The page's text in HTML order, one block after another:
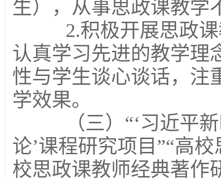
生），从事思政课教学
2.积极开展思政课
认真学习先进的教学理
性与学生谈心谈话，注
学效果。
（三）“‘习近平新
论’课程研究项目”“高
校思政课教师经典著作